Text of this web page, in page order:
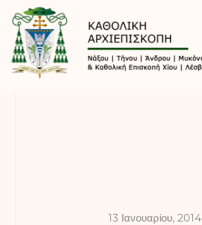
13 Ιανουαρίου, 2014